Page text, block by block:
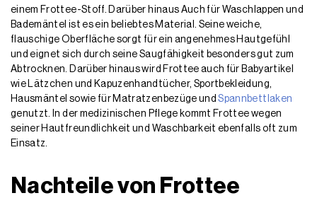
einem Frottee-Stoff. Darüber hinaus Auch für Waschlappen und
Bademäntel ist es ein beliebtes Material. Seine weiche,
flauschige Oberfläche sorgt für ein angenehmes Hautgefühl
und eignet sich durch seine Saugfähigkeit besonders gut zum
Abtrocknen. Darüber hinaus wird Frottee auch für Babyartikel
wie Lätzchen und Kapuzenhandtücher, Sportbekleidung,
Hausmäntel sowie für Matratzenbezüge undSpannbettlaken
genutzt. In der medizinischen Pflege kommt Frottee wegen
seiner Hautfreundlichkeit und Waschbarkeit ebenfalls oft zum
Einsatz.
Nachteile von Frottee